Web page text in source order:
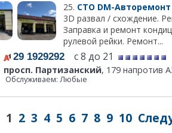
25. СТО DM-Авторемонт
3D развал / схождение.
Заправка и ремонт
рулевой рейки. Ремонт...
29 1929292 с 8 до 21
просп. Партизанский, 179 напротив
Обслуживаем: Любые
1 2 3 4 5 6 7 8 9 10